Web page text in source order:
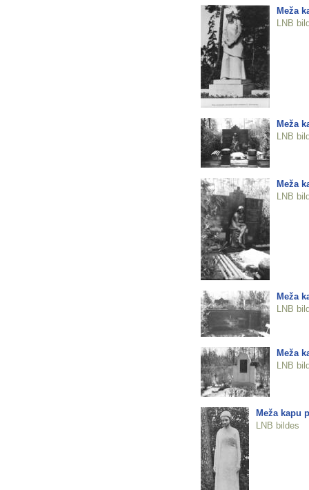
Meža
LNB
Meža
LNB
Meža
LNB
Meža
LNB
Meža
LNB
Meža kapu
LNB bildes